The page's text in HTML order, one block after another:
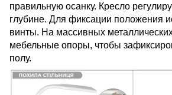
правильную осанку. Кресло
глубине. Для фиксации положения
винты. На массивных
мебельные опоры, чтобы
полу.